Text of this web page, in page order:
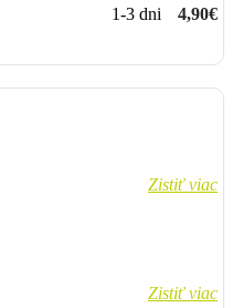
1-3 dni 4,90€
Zistiť viac
Zistiť viac